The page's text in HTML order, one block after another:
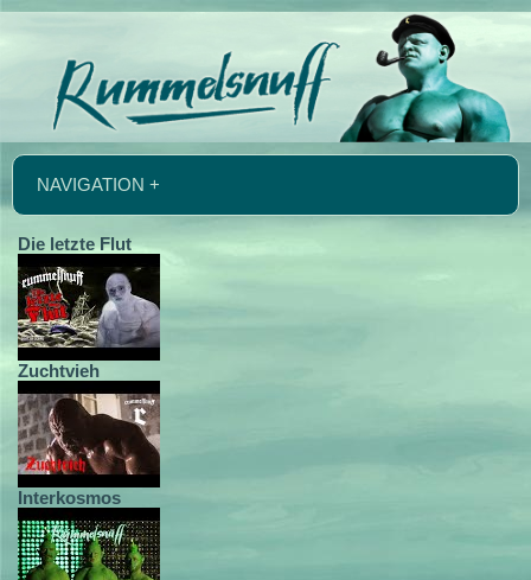
NAVIGATION +
Die letzte Flut
Zuchtvieh
Interkosmos